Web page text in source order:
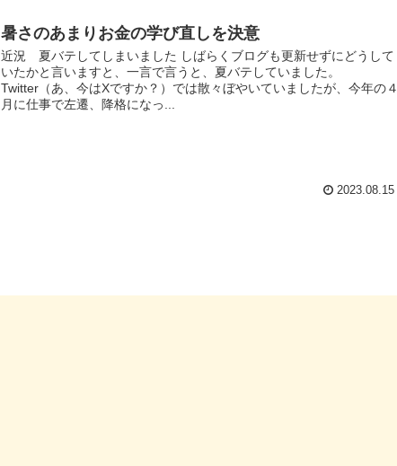
暑さのあまりお金の学び直しを決意
近況 夏バテしてしまいました しばらくブログも更新せずにどうして
いたかと言いますと、一言で言うと、夏バテしていました。
Twitter（あ、今はXですか？）では散々ぼやいていましたが、今年の４
月に仕事で左遷、降格になっ...
2023.08.15